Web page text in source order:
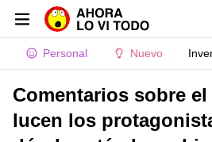
Personal Nuevo
Comentarios sobre
lucen los